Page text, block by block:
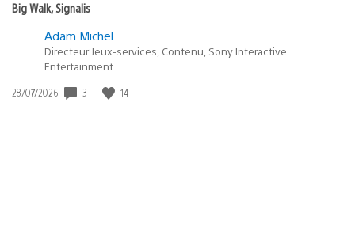
Big Walk, Signalis
Adam Michel
Directeur Jeux-services, Contenu, Sony Interactive
Entertainment
Date
28/07/2026 3 14